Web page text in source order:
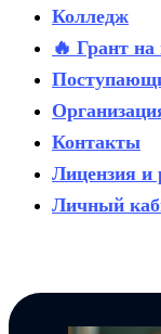
Колледж
🔥 Грант
Контакты
Лицензия и
Личный